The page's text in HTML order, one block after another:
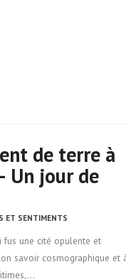
de terre à
Un jour de
ET SENTIMENTS
fus une cité opulente et
savoir cosmographique et